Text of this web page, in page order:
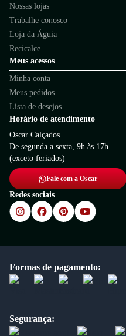
Nossas lojas
Trabalhe conosco
Loja da Águia
Recicalce
Meus acessos
Minha conta
Meus pedidos
Lista de desejos
Horário de atendimento
Oscar Calçados
De segunda a sexta, 9h às 17h
(exceto feriados)
Fale com a Oscar
Redes sociais
Formas de pagamento:
Segurança: